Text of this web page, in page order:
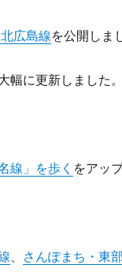
広島線を公開しま
幅に更新しました。
線」を歩く をアッ
、 さんぽまち・東